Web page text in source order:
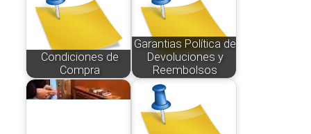
Condiciones de
Compra
Garantias Política de
Devoluciones y
Reembolsos